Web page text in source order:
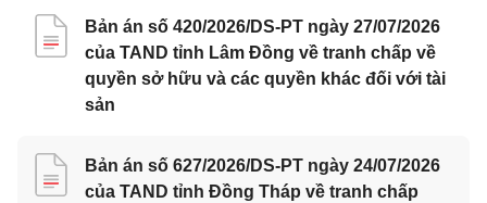
Bản án số 420/2026/DS-PT ngày 27/07/2026
của TAND tỉnh Lâm Đồng về tranh chấp về
quyền sở hữu và các quyền khác đối với tài
sản
Bản án số 627/2026/DS-PT ngày 24/07/2026
của TAND tỉnh Đồng Tháp về tranh chấp